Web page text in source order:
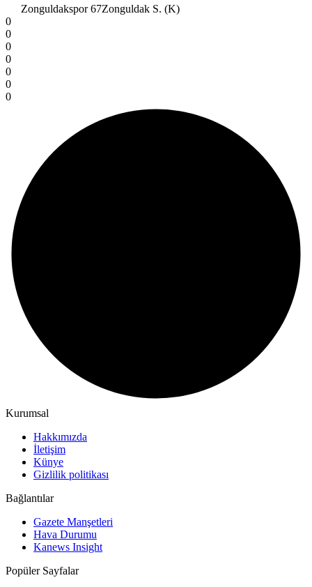
Zonguldakspor 67Zonguldak S. (K)
0
0
0
0
0
0
0
Kurumsal
Hakkımızda
İletişim
Künye
Gizlilik politikası
Bağlantılar
Gazete Manşetleri
Hava Durumu
Kanews Insight
Popüler Sayfalar